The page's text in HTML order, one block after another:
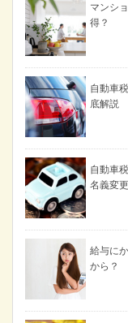
マンシ
得？
自動車
底解説
自動車
名義変
給与に
から？